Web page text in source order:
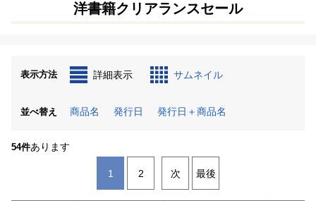
洋書籍クリアランスセール
表示方法 詳細表示 サムネイル
並べ替え 商品名 発行日 発行日＋商品名
54件あります
1 2 次 最後